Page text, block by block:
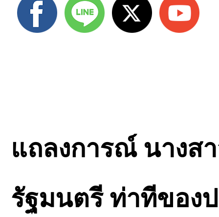
แถลงการณ์ นางส
รัฐมนตรี ท่าทีของ